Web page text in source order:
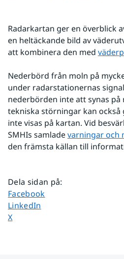
Radarkartan ger en överblick
en heltäckande bild av
att kombinera den med
Nederbörd från moln på
under radarstationernas
nederbörden inte att synas
tekniska störningar kan
inte visas på kartan. Vid
SMHIs samlade varningar och
den främsta källan till
Dela sidan på:
Dela sidan på
Facebook
Dela sidan på
LinkedIn
Dela sidan på
X